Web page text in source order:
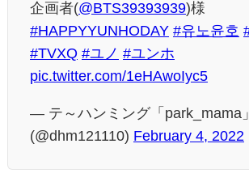
企画者(@BTS39393939)様
#HAPPYYUNHODAY #유노윤호
#TVXQ #ユノ #ユンホ
pic.twitter.com/1eHAwoIyc5
— テ～ハンミング「park_mama
(@dhm121110) February 4, 2022